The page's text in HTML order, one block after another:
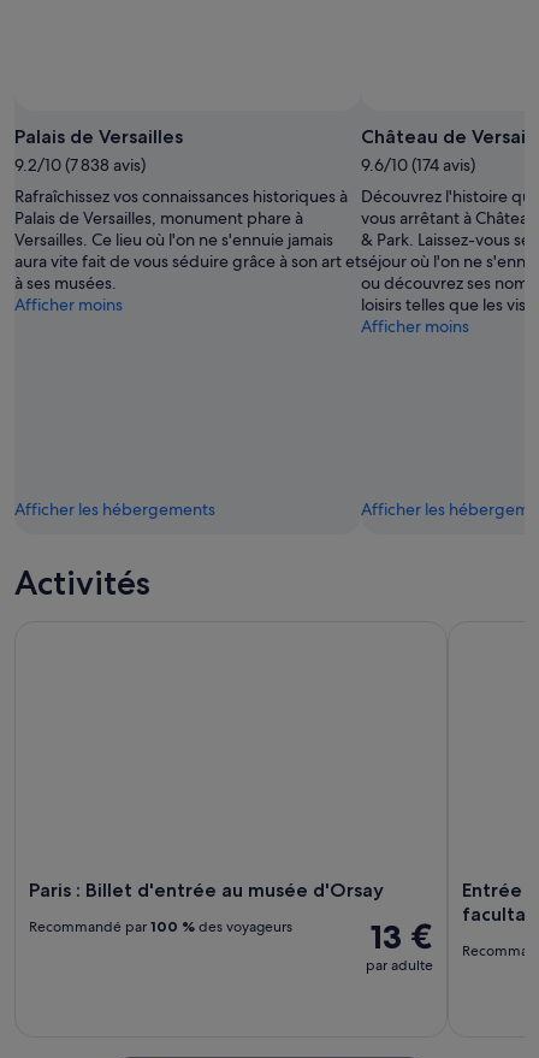
Palais de Versailles
9.2/10 (7 838 avis)
Rafraîchissez vos connaissances historiques à
Palais de Versailles, monument phare à
Versailles. Ce lieu où l'on ne s'ennuie jamais
aura vite fait de vous séduire grâce à son art et
à ses musées.
Afficher moins
Afficher les hébergements
Château de
9.6/10 (174 avis)
Découvrez l'histoire
vous arrêtant à
& Park. Laissez-vous
séjour où l'on ne
ou découvrez ses
loisirs telles que les
Afficher moins
Afficher les
Activités
Paris : Billet d'entrée au musée d'Orsay
13 €
par adulte
Recommandé par 100 % des voyageurs
Entrée